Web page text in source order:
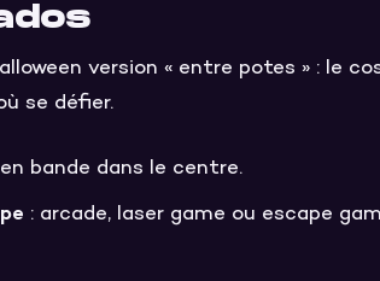
version « entre potes » : le
se défier.
bande dans le centre.
: arcade, laser game ou escape